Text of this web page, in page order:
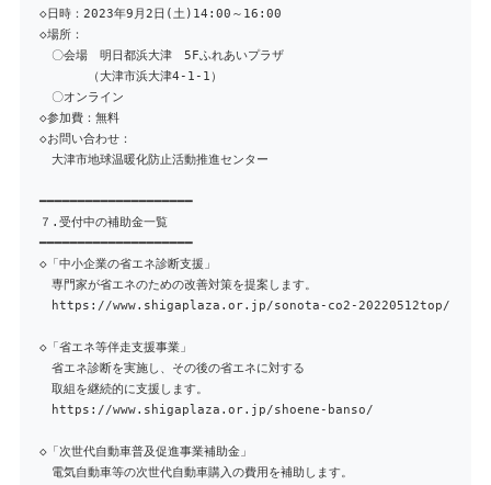
◇日時：2023年9月2日(土)14:00～16:00
◇場所：
〇会場 明日都浜大津 5Fふれあいプラザ
（大津市浜大津4-1-1）
〇オンライン
◇参加費：無料
◇お問い合わせ：
大津市地球温暖化防止活動推進センター
━━━━━━━━━━━━━━━━━━━━
７.受付中の補助金一覧
━━━━━━━━━━━━━━━━━━━━
◇「中小企業の省エネ診断支援」
専門家が省エネのための改善対策を提案します。
https://www.shigaplaza.or.jp/sonota-co2-20220512top/
◇「省エネ等伴走支援事業」
省エネ診断を実施し、その後の省エネに対する
取組を継続的に支援します。
https://www.shigaplaza.or.jp/shoene-banso/
◇「次世代自動車普及促進事業補助金」
電気自動車等の次世代自動車購入の費用を補助します。